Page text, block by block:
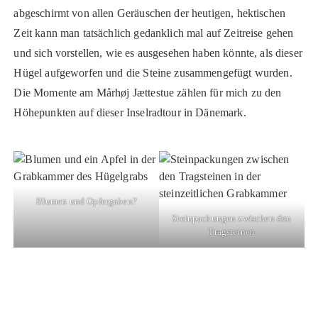
abgeschirmt von allen Geräuschen der heutigen, hektischen
Zeit kann man tatsächlich gedanklich mal auf Zeitreise gehen
und sich vorstellen, wie es ausgesehen haben könnte, als dieser
Hügel aufgeworfen und die Steine zusammengefügt wurden.
Die Momente am Mårhøj Jættestue zählen für mich zu den
Höhepunkten auf dieser Inselradtour in Dänemark.
Blumen und Opfergaben?
Steinpackungen zwischen den
Tragsteinen